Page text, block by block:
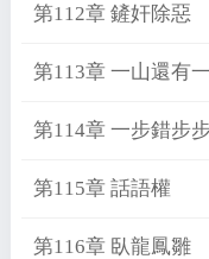
第112章 鏟奸除惡
第113章 一山還有
第114章 一步錯步
第115章 話語權
第116章 臥龍鳳雛